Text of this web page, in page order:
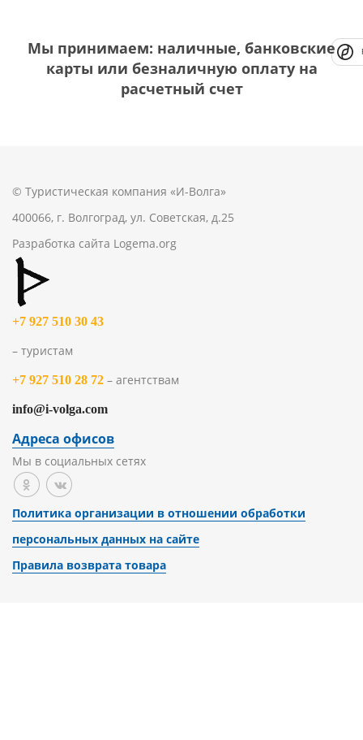
Мы принимаем: наличные, банковские
карты или безналичную оплату на
расчетный счет
© Туристическая компания «И-Волга»
400066, г. Волгоград, ул. Советская, д.25
Разработка сайта Logema.org
+7 927 510 30 43
– туристам
+7 927 510 28 72 – агентствам
info@i-volga.com
Адреса офисов
Мы в социальных сетях
Политика организации в отношении обработки
персональных данных на сайте
Правила возврата товара